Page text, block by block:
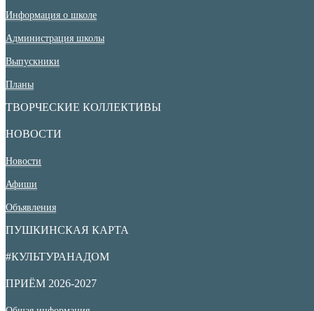
Информация о школе
Администрация школы
Выпускники
Планы
ТВОРЧЕСКИЕ КОЛЛЕКТИВЫ
НОВОСТИ
Новости
Афиши
Объявления
ПУШКИНСКАЯ КАРТА
#КУЛЬТУРАНАДОМ
ПРИЁМ 2026-2027